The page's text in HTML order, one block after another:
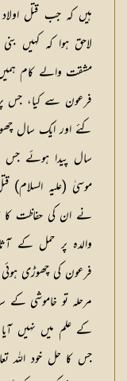
ہیں کہ جب قتل اولاد
لاحق ہوا کہ کہیں
مشقت والے کام
فرعون سے کیا، جس
کئے اور ایک سال
سال پیدا ہوئے
موسیٰ (عليہ السلام)
نے ان کی حفاظت کا
والدہ پر حمل کے
فرعون کی چھوڑی
مرحلہ تو خاموشی کے
کے علم میں نہیں
جس کا حل خود اللہ